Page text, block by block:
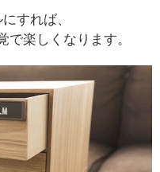
すれば、
で楽しくなります。